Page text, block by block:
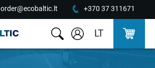
order@ecobaltic.lt +370 37 311671
LT